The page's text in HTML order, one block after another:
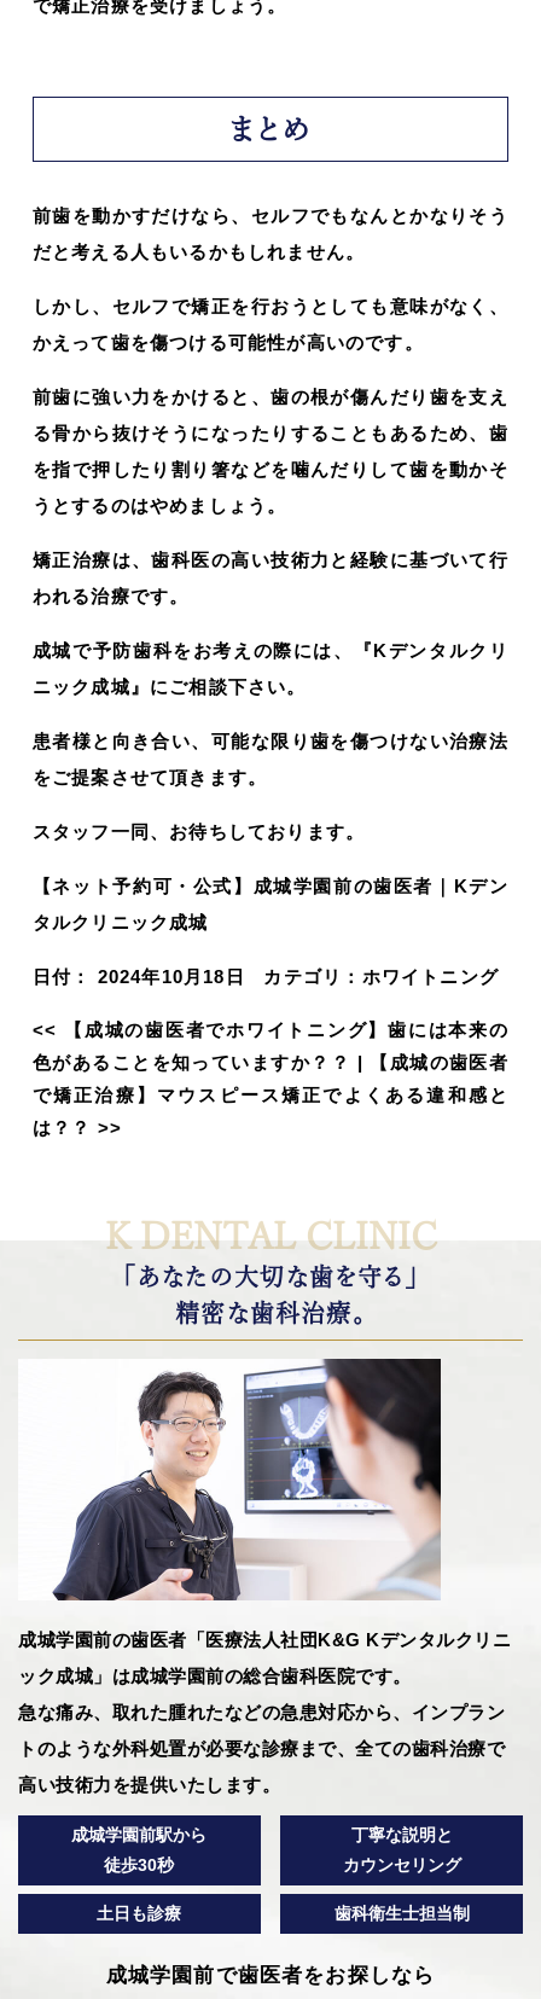
で矯正治療を受けましょう。
まとめ
前歯を動かすだけなら、セルフでもなんとかなりそう
だと考える人もいるかもしれません。
しかし、セルフで矯正を行おうとしても意味がなく、
かえって歯を傷つける可能性が高いのです。
前歯に強い力をかけると、歯の根が傷んだり歯を支え
る骨から抜けそうになったりすることもあるため、歯
を指で押したり割り箸などを噛んだりして歯を動かそ
うとするのはやめましょう。
矯正治療は、歯科医の高い技術力と経験に基づいて行
われる治療です。
成城で予防歯科をお考えの際には、『Kデンタルクリ
ニック成城』にご相談下さい。
患者様と向き合い、可能な限り歯を傷つけない治療法
をご提案させて頂きます。
スタッフ一同、お待ちしております。
【ネット予約可・公式】成城学園前の歯医者｜Kデン
タルクリニック成城
日付： 2024年10月18日 カテゴリ： ホワイトニング
<< 【成城の歯医者でホワイトニング】歯には本来の
色があることを知っていますか？？
【成城の歯医者
で矯正治療】マウスピース矯正でよくある違和感と
は？？ >>
K DENTAL CLINIC
「あなたの大切な歯を守る」
精密な歯科治療。
成城学園前の歯医者「医療法人社団K&G Kデンタルクリニ
ック成城」は成城学園前の総合歯科医院です。
急な痛み、取れた腫れたなどの急患対応から、インプラン
トのような外科処置が必要な診療まで、全ての歯科治療で
高い技術力を提供いたします。
成城学園前駅から
徒歩30秒
丁寧な説明と
カウンセリング
土日も診療 歯科衛生士担当制
成城学園前で歯医者をお探しなら